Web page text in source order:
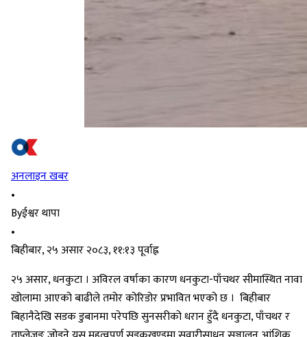
अनलाइन खबर
•
Byईश्वर थापा
•
बिहीबार, २५ असार २०८३, ११:१३ पूर्वाह्न
२५ असार, धनकुटा । अविरल वर्षाका कारण धनकुटा-पाँचथर सीमास्थित नावा
खोलामा आएको बाढीले तमोर कोरिडोर प्रभावित भएको छ । बिहीबार
बिहानैदेखि सडक डुबानमा परेपछि सुनसरीको धरान हुँदै धनकुटा, पाँचथर र